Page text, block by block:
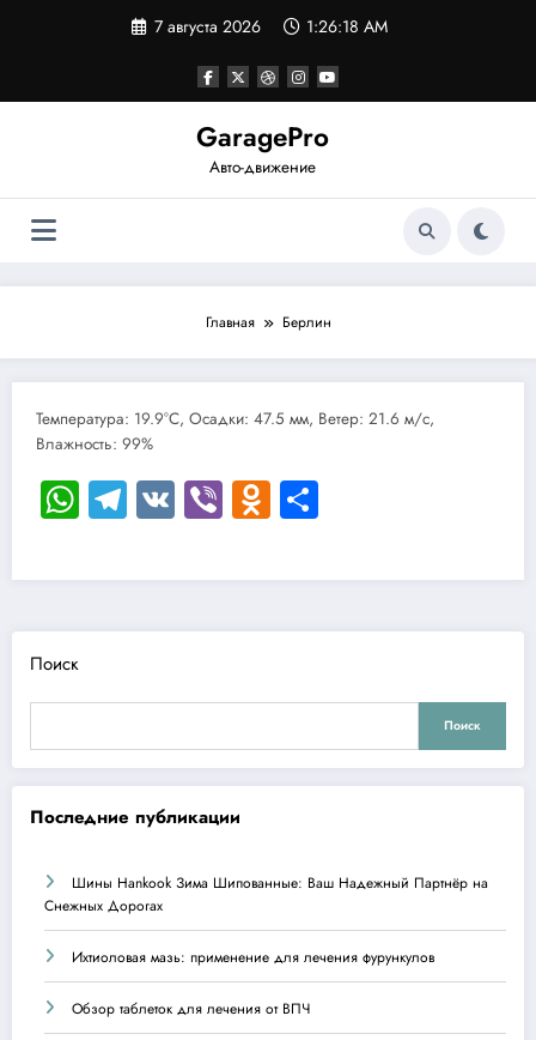
7 августа 2026 1:26:18 AM
GaragePro
Авто-движение
Главная Берлин
Температура: 19.9°C, Осадки: 47.5 мм, Ветер: 21.6 м/с,
Влажность: 99%
WhatsApp
Telegram
VKViberOdnoklassniki
Поиск
Поиск
Последние публикации
Шины Hankook Зима Шипованные: Ваш Надежный Партнёр на
Снежных Дорогах
Ихтиоловая мазь: применение для лечения фурункулов
Обзор таблеток для лечения от ВПЧ